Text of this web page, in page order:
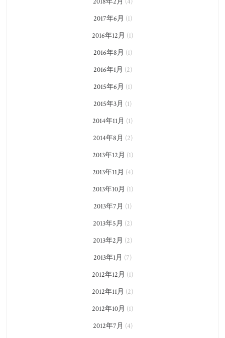
2017年6月 (1)
2016年12月 (1)
2016年8月 (1)
2016年1月 (2)
2015年6月 (1)
2015年3月 (1)
2014年11月 (1)
2014年8月 (2)
2013年12月 (1)
2013年11月 (4)
2013年10月 (1)
2013年7月 (1)
2013年5月 (2)
2013年2月 (2)
2013年1月 (7)
2012年12月 (1)
2012年11月 (2)
2012年10月 (1)
2012年7月 (4)